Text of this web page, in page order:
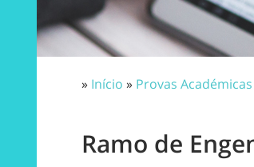
» Início » Provas Académicas
Ramo de